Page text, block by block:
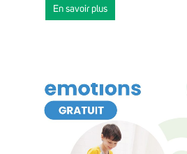
En savoir plus
ACTUALITÉS AGENDA